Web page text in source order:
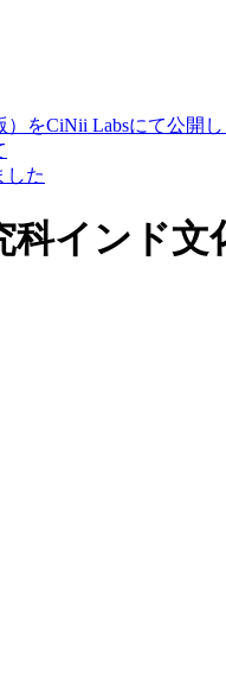
をCiNii Labsにて公開
した
科インド文